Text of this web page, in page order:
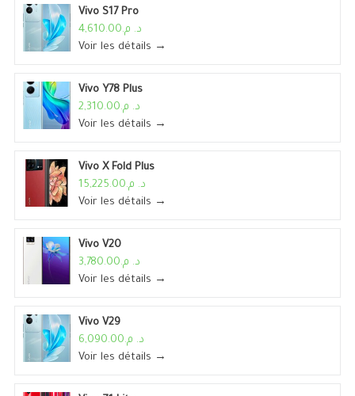
Vivo S17 Pro
د. م.4,610.00
Voir les détails →
Vivo Y78 Plus
د. م.2,310.00
Voir les détails →
Vivo X Fold Plus
د. م.15,225.00
Voir les détails →
Vivo V20
د. م.3,780.00
Voir les détails →
Vivo V29
د. م.6,090.00
Voir les détails →